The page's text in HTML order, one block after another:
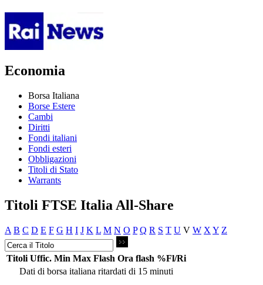
Economia
Borsa Italiana
Borse Estere
Cambi
Diritti
Fondi italiani
Fondi esteri
Obbligazioni
Titoli di Stato
Warrants
Titoli FTSE Italia All-Share
A B C D E F G H I J K L M N O P Q R S T U V W X Y Z
Titoli Uffic. Min Max Flash Ora flash %Fl/Ri
Dati di borsa italiana ritardati di 15 minuti